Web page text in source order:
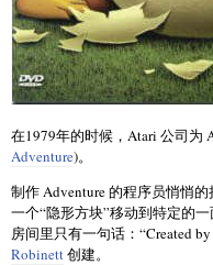
在1979年的时候，Atari 公司
Adventure)。
制作 Adventure 的程序员悄悄
一个“隐形方块”移动到特定的
房间里只有一句话：“Created by
Robinett创建。